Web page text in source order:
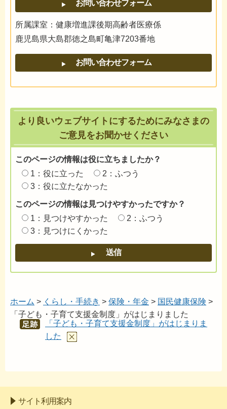
所属課室：健康増進課後期高齢者医療係
鹿児島県大島郡徳之島町亀津7203番地
より良いウェブサイトにするためにみなさまの
ご意見をお聞かせください
このページの情報は役に立ちましたか？
1：役に立った
2：ふつう
3：役に立たなかった
このページの情報は見つけやすかったですか？
1：見つけやすかった
2：ふつう
3：見つけにくかった
ホーム > くらし・手続き > 保険・年金 > 国民健康保険 >
「子ども・子育て支援金制度」がはじまりました
あし
「子ども・子育て支援金制度」がはじまりま
した
サイト利用案内